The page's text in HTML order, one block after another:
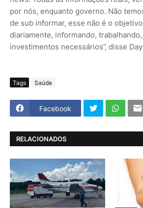
por nós, enquanto governo. Não
de sub informar, esse não é o
diariamente, informando,
investimentos necessários”, disse
Tags Saúde
Facebook
RELACIONADOS